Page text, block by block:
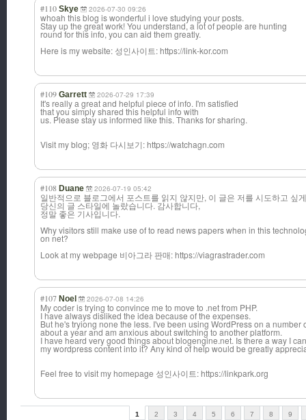
#110 Skye 2026-07-30 09:26
whoah this blog is wonderful i love studying your posts.
Stay up the great work! You understand, a lot of people are hunting
round for this info, you can aid them greatly.
Here is my website: 성인사이트: https://link-kor.com
#109 Garrett 2026-07-29 17:39
It's really a great and helpful piece of info. I'm satisfied
that you simply shared this helpful info with
us. Please stay us informed like this. Thanks for sharing.
Visit my blog; 영화 다시보기: https://watchagn.com
#108 Duane 2026-07-19 05:42
일반적으로 블로그에서 포스트를 읽지 않지만, 이 글은 저를 시도하고 싶
당신의 글 스타일에 놀랐습니다. 감사합니다,
정말 좋은 기사입니다.
Why visitors still make use of to read news papers when in this
on net?
Look at my webpage 비아그라 판매: https://viagrastrader.com
#107 Noel 2026-07-08 14:26
My coder is trying to convince me to move to .net from PHP.
I have always disliked the idea because of the expenses.
But he's tryiong none the less. I've been using WordPress on a number
about a year and am anxious about switching to another platform.
I have heard very good things about blogengine.net. Is there a way I
my wordpress content into it? Any kind of help would be greatly
Feel free to visit my homepage 성인사이트: https://linkpark.org
1 2 3 4 5 6 7 8 9